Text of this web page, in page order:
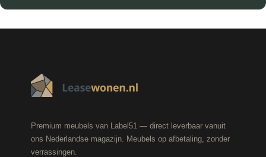
Premium meubels van Label51 — direct leverbaar vanuit
ons Nederlandse magazijn. Meubels op afbetaling, zonder
verrassingen.